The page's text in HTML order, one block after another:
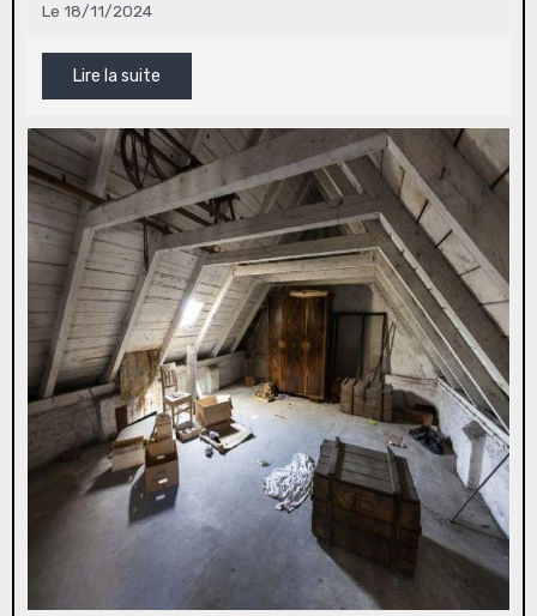
Le 18/11/2024
Lire la suite